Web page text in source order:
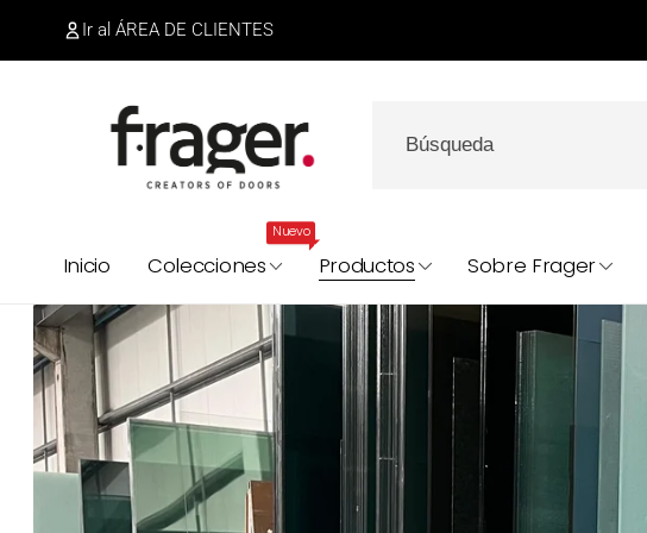
Ir al ÁREA DE CLIENTES
Inicio Colecciones
Nuevo
Productos Sobre Frager